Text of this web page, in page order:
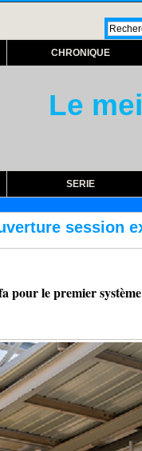
CHRONIQUE
Le
SERIE
lundi
le premier